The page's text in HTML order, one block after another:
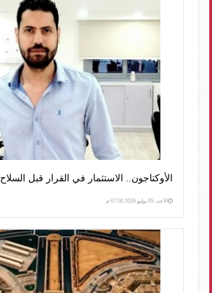
الأوكتاجون.. الاستثمار في القرار قبل السلاح
الأحد، 05 يوليو 2026 07:50 م